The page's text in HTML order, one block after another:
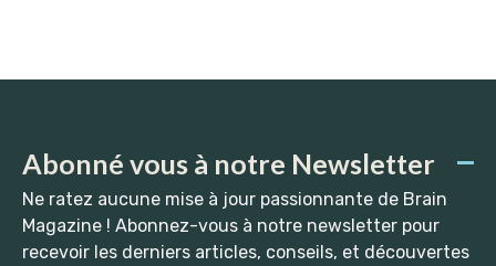
Abonné vous à notre Newsletter
Ne ratez aucune mise à jour passionnante de Brain
Magazine ! Abonnez-vous à notre newsletter pour
recevoir les derniers articles, conseils, et découvertes